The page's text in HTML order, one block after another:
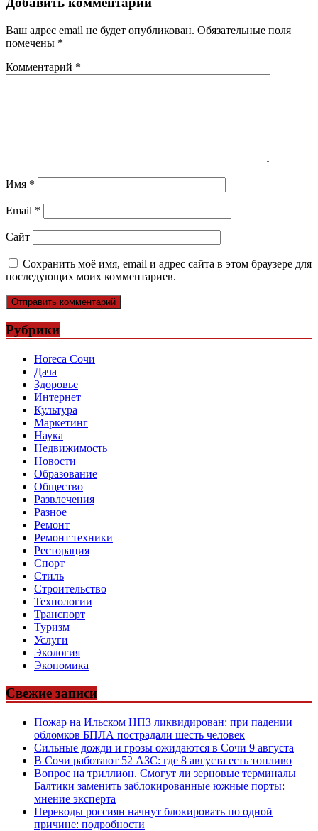
Ваш адрес email не будет опубликован. Обязательные поля
помечены *
Комментарий *
Имя *
Email *
Сайт
Сохранить моё имя, email и адрес сайта в этом браузере для
последующих моих комментариев.
Рубрики
Horeca Сочи
Дача
Здоровье
Интернет
Культура
Маркетинг
Наука
Недвижимость
Новости
Образование
Общество
Развлечения
Разное
Ремонт
Ремонт техники
Ресторация
Спорт
Стиль
Строительство
Технологии
Транспорт
Туризм
Услуги
Экология
Экономика
Свежие записи
Пожар на Ильском НПЗ ликвидирован: при падении
обломков БПЛА пострадали шесть человек
Сильные дожди и грозы ожидаются в Сочи 9 августа
В Сочи работают 52 АЗС: где 8 августа есть топливо
Вопрос на триллион. Смогут ли зерновые терминалы
Балтики заменить заблокированные южные порты:
мнение эксперта
Переводы россиян начнут блокировать по одной
причине: подробности